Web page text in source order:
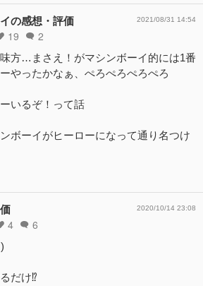
の感想・評価
19 2
2021/08/31 14:54
方…まさえ！がマシンボーイ的には1番
やったかなぁ、ぺろぺろぺろぺろ
いるぞ！って話
ボーイがヒーローになって通り名つけ
4 6
2020/10/14 23:08
だけ⁉️